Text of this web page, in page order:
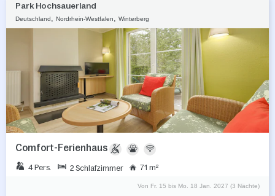
Park Hochsauerland
Deutschland Nordrhein-Westfalen Winterberg
Comfort-Ferienhaus
4 Pers. 2 Schlafzimmer 71 m²
Von Fr. 15 bis Mo. 18 Jan. 2027 (3 Nächte)